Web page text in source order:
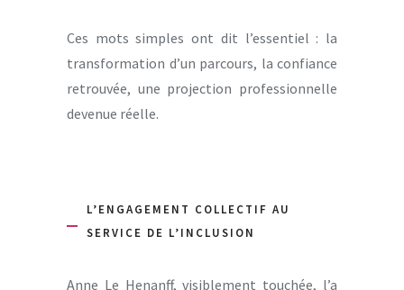
Ces mots simples ont dit l’essentiel : la
transformation d’un parcours, la confiance
retrouvée, une projection professionnelle
devenue réelle.
L’ENGAGEMENT COLLECTIF AU
SERVICE DE L’INCLUSION
Anne Le Henanff, visiblement touchée, l’a